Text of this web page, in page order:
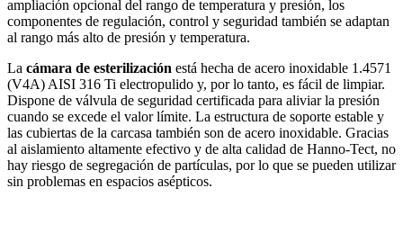
ampliación opcional del rango de temperatura y presión, los
componentes de regulación, control y seguridad también se adaptan
al rango más alto de presión y temperatura.
La cámara de esterilización está hecha de acero inoxidable 1.4571
(V4A) AISI 316 Ti electropulido y, por lo tanto, es fácil de limpiar.
Dispone de válvula de seguridad certificada para aliviar la presión
cuando se excede el valor límite. La estructura de soporte estable y
las cubiertas de la carcasa también son de acero inoxidable. Gracias
al aislamiento altamente efectivo y de alta calidad de Hanno-Tect, no
hay riesgo de segregación de partículas, por lo que se pueden utilizar
sin problemas en espacios asépticos.